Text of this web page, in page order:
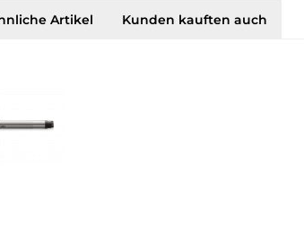
Artikel Kunden kauften auch